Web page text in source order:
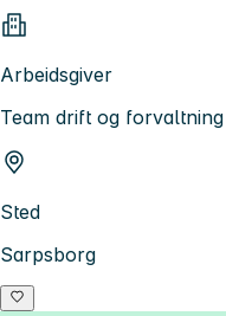
Arbeidsgiver
Team drift og
Sted
Sarpsborg